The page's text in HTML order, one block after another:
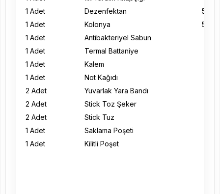
1 Adet
Dezenfektan
50 ml
1 Adet
Kolonya
50 ml
1 Adet
Antibakteriyel Sabun
1 Adet
Termal Battaniye
1 Adet
Kalem
1 Adet
Not Kağıdı
2 Adet
Yuvarlak Yara Bandı
2 Adet
Stick Toz Şeker
2 Adet
Stick Tuz
1 Adet
Saklama Poşeti
1 Adet
Kilitli Poşet